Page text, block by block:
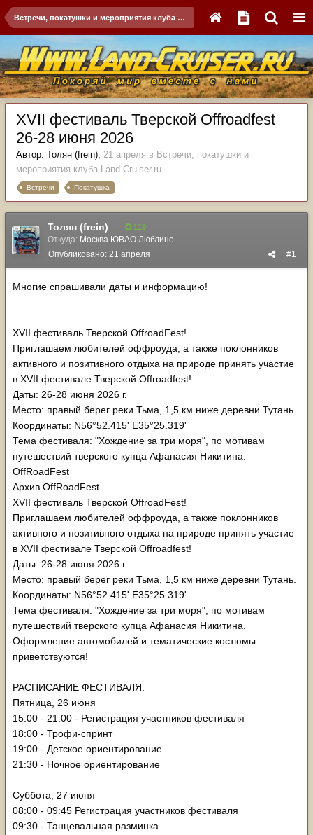
Встречи, покатушки и мероприятия клуба Land-Cruiser.ru
XVII фестиваль Тверской Offroadfest
26-28 июня 2026
Автор: Толян (frein), 21 апреля в Встречи, покатушки и
мероприятия клуба Land-Cruiser.ru
Встречи Покатушка
Толян (frein) 119
Откуда: Москва ЮВАО Люблино
#1
Опубликовано: 21 апреля
Многие спрашивали даты и информацию!
XVII фестиваль Тверской OffroadFest!
Приглашаем любителей оффроуда, а также поклонников
активного и позитивного отдыха на природе принять участие
в XVII фестивале Тверской Offroadfest!
Даты: 26-28 июня 2026 г.
Место: правый берег реки Тьма, 1,5 км ниже деревни Тутань.
Координаты: N56°52.415' E35°25.319'
Тема фестиваля: "Хождение за три моря", по мотивам
путешествий тверского купца Афанасия Никитина.
OffRoadFest
Архив OffRoadFest
XVII фестиваль Тверской OffroadFest!
Приглашаем любителей оффроуда, а также поклонников
активного и позитивного отдыха на природе принять участие
в XVII фестивале Тверской Offroadfest!
Даты: 26-28 июня 2026 г.
Место: правый берег реки Тьма, 1,5 км ниже деревни Тутань.
Координаты: N56°52.415' E35°25.319'
Тема фестиваля: "Хождение за три моря", по мотивам
путешествий тверского купца Афанасия Никитина.
Оформление автомобилей и тематические костюмы
приветствуются!
РАСПИСАНИЕ ФЕСТИВАЛЯ:
Пятница, 26 июня
15:00 - 21:00 - Регистрация участников фестиваля
18:00 - Трофи-спринт
19:00 - Детское ориентирование
21:30 - Ночное ориентирование
Суббота, 27 июня
08:00 - 09:45 Регистрация участников фестиваля
09:30 - Танцевальная разминка